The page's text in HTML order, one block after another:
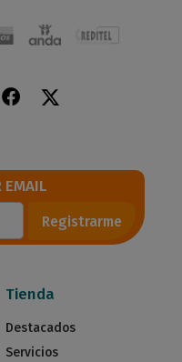
EMAIL
Registrarme
Tienda
Destacados
Servicios